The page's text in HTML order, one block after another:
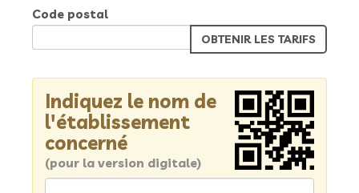
Code postal
Indiquez le nom de
l'établissement
concerné
(pour la version digitale)